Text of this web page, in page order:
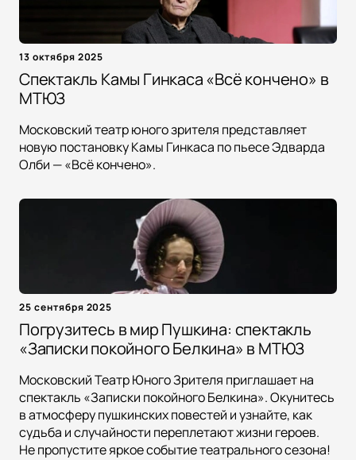
13 октября 2025
Спектакль Камы Гинкаса «Всё кончено» в
МТЮЗ
Московский театр юного зрителя представляет
новую постановку Камы Гинкаса по пьесе Эдварда
Олби — «Всё кончено».
25 сентября 2025
Погрузитесь в мир Пушкина: спектакль
«Записки покойного Белкина» в МТЮЗ
Московский Театр Юного Зрителя приглашает на
спектакль «Записки покойного Белкина». Окунитесь
в атмосферу пушкинских повестей и узнайте, как
судьба и случайности переплетают жизни героев.
Не пропустите яркое событие театрального сезона!